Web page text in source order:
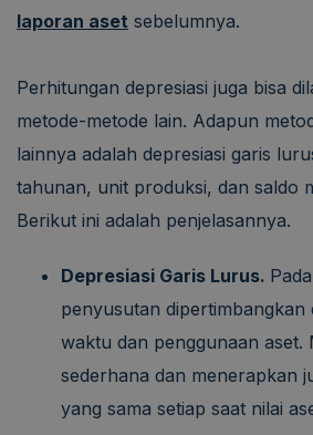
laporan aset sebelumnya.
Perhitungan depresiasi juga bisa
metode-metode lain. Adapun
lainnya adalah depresiasi garis
tahunan, unit produksi, dan saldo
Berikut ini adalah penjelasannya.
Depresiasi Garis Lurus.
penyusutan dipertimbangkan
waktu dan penggunaan aset.
sederhana dan menerapkan
yang sama setiap saat nilai